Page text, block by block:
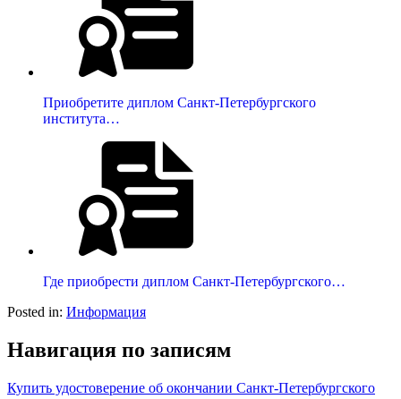
Приобретите диплом Санкт-Петербургского
института…
Где приобрести диплом Санкт-Петербургского…
Posted in: Информация
Навигация по записям
Купить удостоверение об окончании Санкт-Петербургского